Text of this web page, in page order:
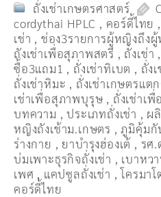
ถั่งเช่าเกษตรศาสตร์
cordythai HPLC , คอร์ดี้ไทย ,
เช่า , ช่อง3รายการผู้หญิงถึง
ถังเช่าเพื่อสุภาพสตรี , ถั่งเช่า ,
ซื้อ3แถม1 , ถั่งเช่าทิเบต , ถั่ง
ถั่งเช่าหิมะ , ถั่งเช่าเกษตรแต
เช่าเพื่อสุภาพบุรุษ , ถั่งเช่าเ
บทความ ,ประเภทถั่งเช่า , ผ
หญิงถังเช้าม.เกษตร ,ภูมิคุ้มกั
ร่างกาย , ยาบำรุงฮ่องเต้ , รศ
บ่มเพาะธุรกิจถั่งเช่า , เบาหว
เพศ , แคปซูลถั่งเช่า ,โครมา
คอร์ดี้ไทย